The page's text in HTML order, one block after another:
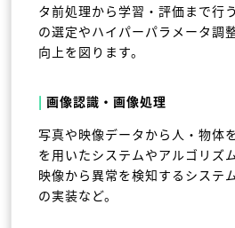
タ前処理から学習・評価まで行
の選定やハイパーパラメータ調
向上を図ります。
| 画像認識・画像処理
写真や映像データから人・物体
を用いたシステムやアルゴリズ
映像から異常を検知するシステ
の実装など。